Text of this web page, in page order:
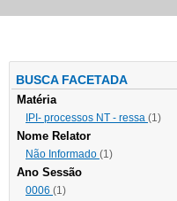
BUSCA FACETADA
Matéria
IPI- processos NT - ressa (1)
Nome Relator
Não Informado (1)
Ano Sessão
0006 (1)